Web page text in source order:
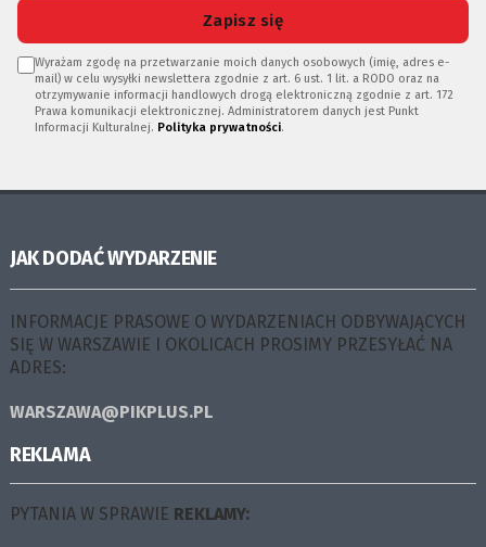
Zapisz się
Wyrażam zgodę na przetwarzanie moich danych osobowych (imię, adres e-
mail) w celu wysyłki newslettera zgodnie z art. 6 ust. 1 lit. a RODO oraz na
otrzymywanie informacji handlowych drogą elektroniczną zgodnie z art. 172
Prawa komunikacji elektronicznej. Administratorem danych jest Punkt
Informacji Kulturalnej. Polityka prywatności.
JAK DODAĆ WYDARZENIE
INFORMACJE PRASOWE O WYDARZENIACH ODBYWAJĄCYCH
SIĘ W WARSZAWIE I OKOLICACH PROSIMY PRZESYŁAĆ NA
ADRES:
WARSZAWA@PIKPLUS.PL
REKLAMA
PYTANIA W SPRAWIE REKLAMY: